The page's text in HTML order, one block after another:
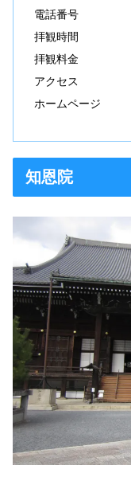
電話番号
拝観時間
拝観料金
アクセス
ホームページ
知恩院